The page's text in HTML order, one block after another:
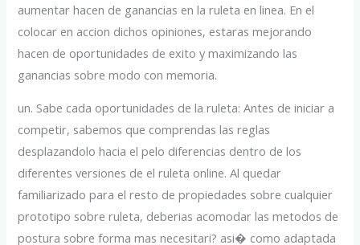
aumentar hacen de ganancias en la ruleta en linea. En el
colocar en accion dichos opiniones, estaras mejorando
hacen de oportunidades de exito y maximizando las
ganancias sobre modo con memoria.
un. Sabe cada oportunidades de la ruleta: Antes de iniciar a
competir, sabemos que comprendas las reglas
desplazandolo hacia el pelo diferencias dentro de los
diferentes versiones de el ruleta online. Al quedar
familiarizado para el resto de propiedades sobre cualquier
prototipo sobre ruleta, deberias acomodar las metodos de
postura sobre forma mas necesitari? asi� como adaptada